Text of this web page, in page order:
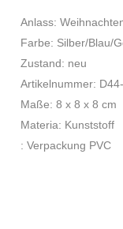
Anlass:
Farbe: Silber/Blau/
Zustand: neu
Artikelnummer:
Maße: 8 x 8 x 8 cm
Materia: Kunststoff
: Verpackung PVC